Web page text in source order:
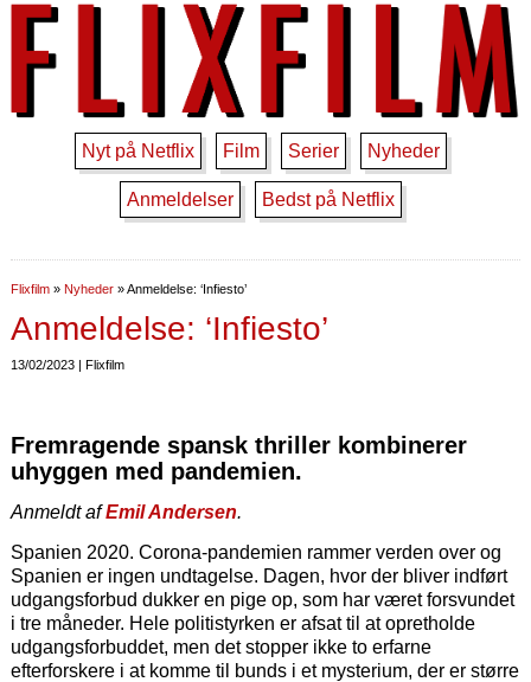
Nyt på Netflix Film Serier Nyheder
Anmeldelser Bedst på Netflix
Flixfilm » Nyheder »Anmeldelse: ‘Infiesto’
Anmeldelse: ‘Infiesto’
13/02/2023 | Flixfilm
Fremragende spansk thriller kombinerer
uhyggen med pandemien.
Anmeldt afEmil Andersen.
Spanien 2020. Corona-pandemien rammer verden over og
Spanien er ingen undtagelse. Dagen, hvor der bliver indført
udgangsforbud dukker en pige op, som har været forsvundet
i tre måneder. Hele politistyrken er afsat til at opretholde
udgangsforbuddet, men det stopper ikke to erfarne
efterforskere i at komme til bunds i et mysterium, der er større